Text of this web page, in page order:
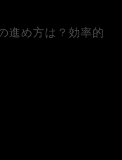
進め方は？効率的